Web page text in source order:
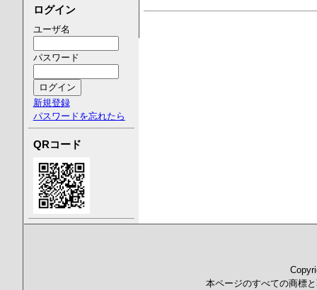
ログイン
ユーザ名
パスワード
新規登録
パスワードを忘れたら
QRコード
本ページのすべての商標